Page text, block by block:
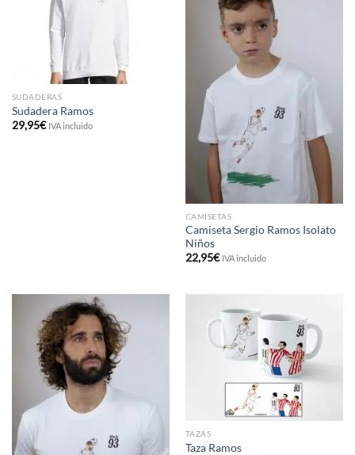
SUDADERAS
Sudadera Ramos
29,95€ IVA incluido
CAMISETAS
Camiseta Sergio Ramos Isolato
Niños
22,95€ IVA incluido
TAZAS
Taza Ramos